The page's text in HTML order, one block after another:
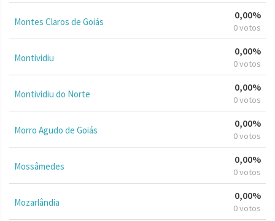
Montes Claros de Goiás
0,00%
0 votos
Montividiu
0,00%
0 votos
Montividiu do Norte
0,00%
0 votos
Morro Agudo de Goiás
0,00%
0 votos
Mossâmedes
0,00%
0 votos
Mozarlândia
0,00%
0 votos